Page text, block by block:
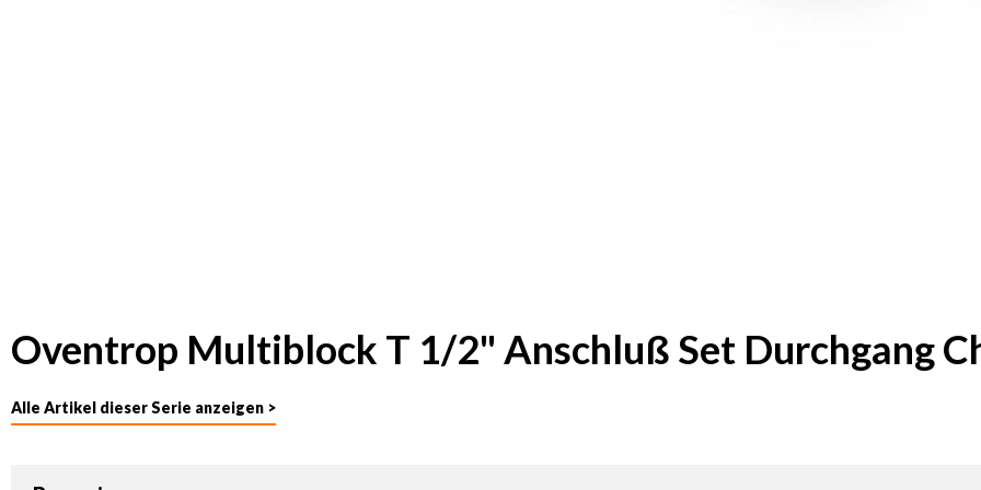
Oventrop Multiblock T 1/2" Anschluß Set Durchgang
Alle Artikel dieser Serie anzeigen >